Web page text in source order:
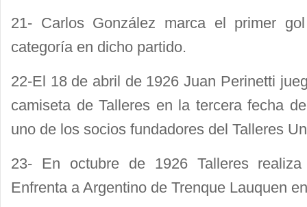
21- Carlos González marca el primer
categoría en dicho partido.
22-El 18 de abril de 1926 Juan Perinetti
camiseta de Talleres en la tercera fecha
uno de los socios fundadores del Talleres
23- En octubre de 1926 Talleres
Enfrenta a Argentino de Trenque Lauquen